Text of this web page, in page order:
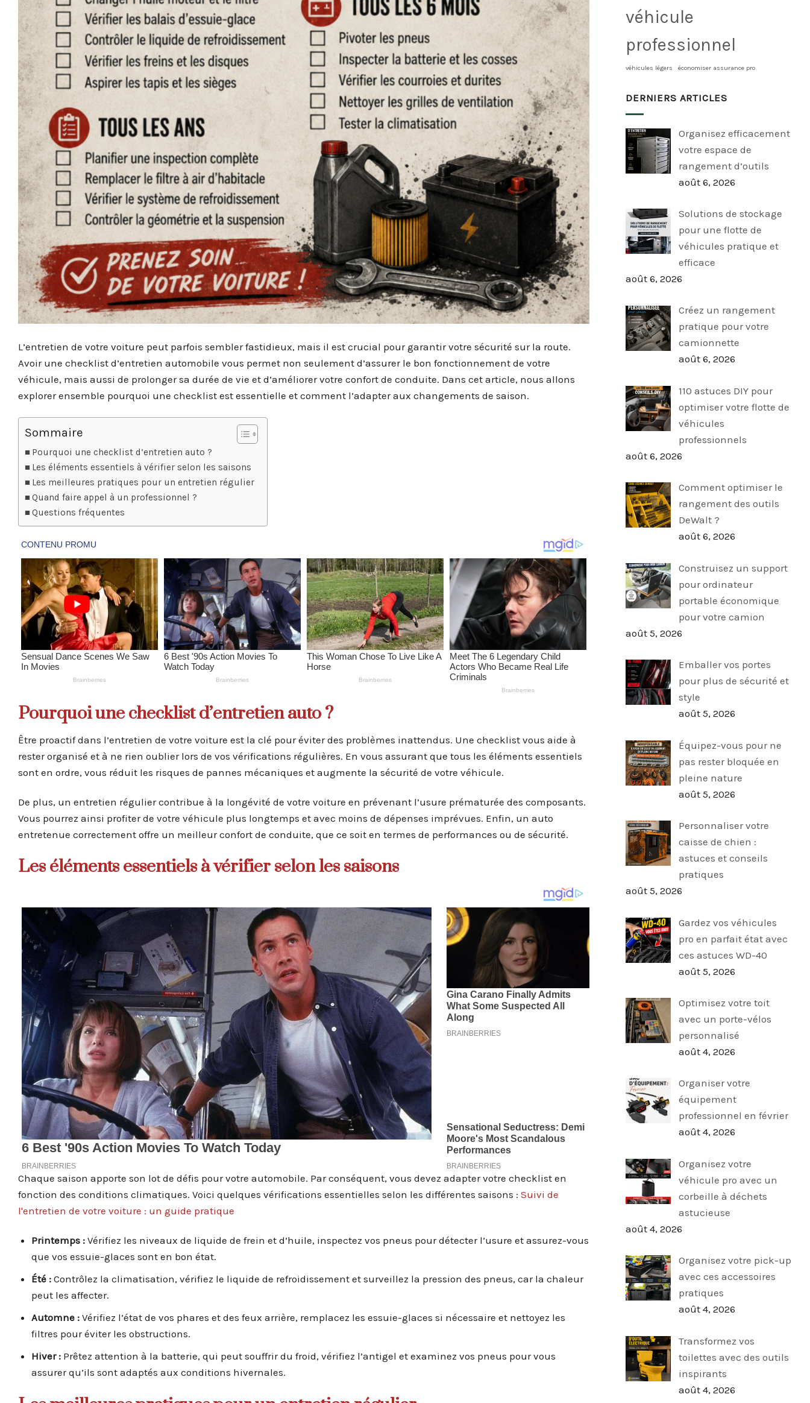
L’entretien de votre voiture peut parfois sembler fastidieux, mais il est crucial pour garantir votre sécurité sur la route.
Avoir une checklist d’entretien automobile vous permet non seulement d’assurer le bon fonctionnement de votre
véhicule, mais aussi de prolonger sa durée de vie et d’améliorer votre confort de conduite. Dans cet article, nous allons
explorer ensemble pourquoi une checklist est essentielle et comment l’adapter aux changements de saison.
Sommaire
Pourquoi une checklist d’entretien auto ?
Les éléments essentiels à vérifier selon les saisons
Les meilleures pratiques pour un entretien régulier
Quand faire appel à un professionnel ?
Questions fréquentes
Pourquoi une checklist d’entretien auto ?
Être proactif dans l’entretien de votre voiture est la clé pour éviter des problèmes inattendus. Une checklist vous aide à
rester organisé et à ne rien oublier lors de vos vérifications régulières. En vous assurant que tous les éléments essentiels
sont en ordre, vous réduit les risques de pannes mécaniques et augmente la sécurité de votre véhicule.
De plus, un entretien régulier contribue à la longévité de votre voiture en prévenant l’usure prématurée des composants.
Vous pourrez ainsi profiter de votre véhicule plus longtemps et avec moins de dépenses imprévues. Enfin, un auto
entretenue correctement offre un meilleur confort de conduite, que ce soit en termes de performances ou de sécurité.
Les éléments essentiels à vérifier selon les saisons
Chaque saison apporte son lot de défis pour votre automobile. Par conséquent, vous devez adapter votre checklist en
fonction des conditions climatiques. Voici quelques vérifications essentielles selon les différentes saisons : Suivi de
l'entretien de votre voiture : un guide pratique
Printemps : Vérifiez les niveaux de liquide de frein et d’huile, inspectez vos pneus pour détecter l’usure et assurez-vous
que vos essuie-glaces sont en bon état.
Été : Contrôlez la climatisation, vérifiez le liquide de refroidissement et surveillez la pression des pneus, car la chaleur
peut les affecter.
Automne : Vérifiez l’état de vos phares et des feux arrière, remplacez les essuie-glaces si nécessaire et nettoyez les
filtres pour éviter les obstructions.
Hiver : Prêtez attention à la batterie, qui peut souffrir du froid, vérifiez l’antigel et examinez vos pneus pour vous
assurer qu’ils sont adaptés aux conditions hivernales.
véhicule
professionnel
véhicules légers économiser assurance pro
DERNIERS ARTICLES
Organisez efficacement
votre espace de
rangement d’outils
août 6, 2026
Solutions de stockage
pour une flotte de
véhicules pratique et
efficace
août 6, 2026
Créez un rangement
pratique pour votre
camionnette
août 6, 2026
110 astuces DIY pour
optimiser votre flotte de
véhicules
professionnels
août 6, 2026
Comment optimiser le
rangement des outils
DeWalt ?
août 6, 2026
Construisez un support
pour ordinateur
portable économique
pour votre camion
août 5, 2026
Emballer vos portes
pour plus de sécurité et
style
août 5, 2026
Équipez-vous pour ne
pas rester bloquée en
pleine nature
août 5, 2026
Personnaliser votre
caisse de chien :
astuces et conseils
pratiques
août 5, 2026
Gardez vos véhicules
pro en parfait état avec
ces astuces WD-40
août 5, 2026
Optimisez votre toit
avec un porte-vélos
personnalisé
août 4, 2026
Organiser votre
équipement
professionnel en février
août 4, 2026
Organisez votre
véhicule pro avec un
corbeille à déchets
astucieuse
août 4, 2026
Organisez votre pick-up
avec ces accessoires
pratiques
août 4, 2026
Transformez vos
toilettes avec des outils
inspirants
août 4, 2026